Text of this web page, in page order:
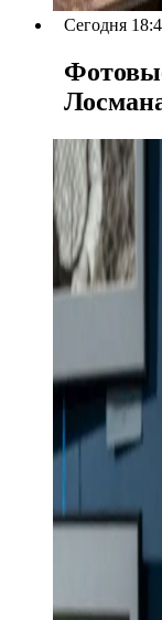
Сегодня